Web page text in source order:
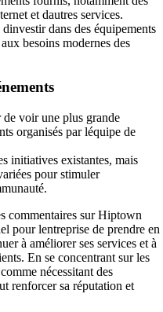
et dautres services.
dans des équipements
besoins modernes des
voir une plus grande
organisés par léquipe de
initiatives existantes, mais
pour stimuler
commentaires sur Hiptown
pour lentreprise de prendre en
à améliorer ses services et à
En se concentrant sur les
nécessitant des
renforcer sa réputation et